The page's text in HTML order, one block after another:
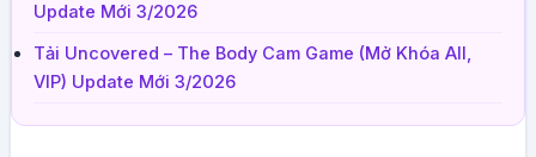
Update Mới 3/2026
Tải Uncovered – The Body Cam Game (Mở Khóa All,
VIP) Update Mới 3/2026